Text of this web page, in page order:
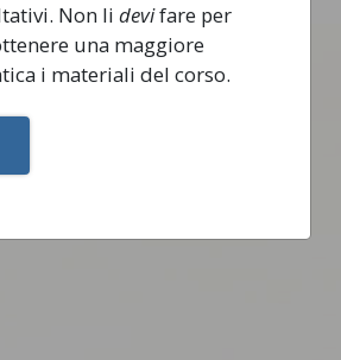
Non li devifare per
una maggiore
i materiali del corso.